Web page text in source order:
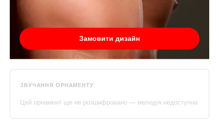
Замовити дизайн
ЗВУЧАННЯ ОРНАМЕНТУ
Цей орнамент ще не розшифровано — мелодія недоступна